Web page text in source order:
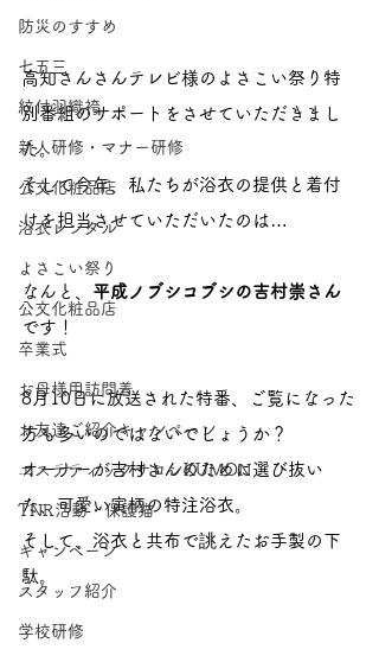
防災のすすめ
七五三
紋付羽織袴
新人研修・マナー研修
公文化粧品店
浴衣レンタル
よさこい祭り
公文化粧品店
卒業式
お母様用訪問着
お友達ご紹介キャンペーン
エステティックサロンKUMON
TNR活動・保護猫
キャンペーン
スタッフ紹介
学校研修
高知さんさんテレビ様のよさこい祭り特
別番組のサポートをさせていただきまし
た。
そして今年、私たちが浴衣の提供と着付
けを担当させていただいたのは…
なんと、 平成ノブシコブシの吉村崇さん
です！
8月10日に放送された特番、ご覧になった
方も多いのではないでしょうか？
オーナーが吉村さんのために選び抜い
た、可愛い寅柄の特注浴衣。
そして、浴衣と共布で誂えたお手製の下
駄。